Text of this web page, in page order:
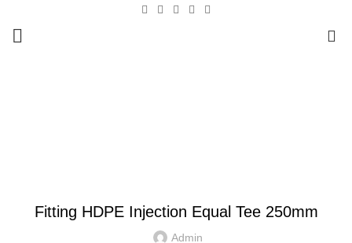
Fitting HDPE Injection Equal Tee 250mm
Admin